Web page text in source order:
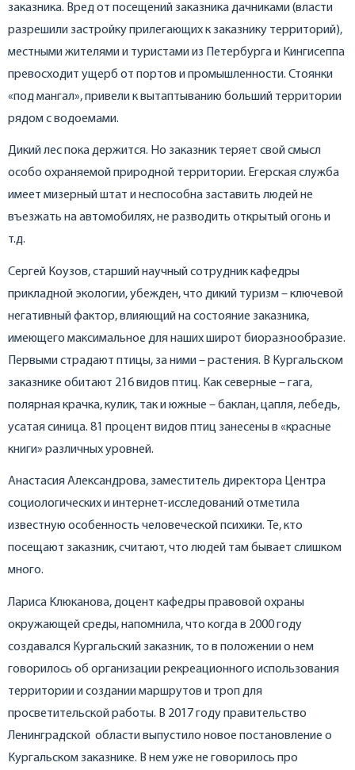
заказника. Вред от посещений заказника дачниками (власти
разрешили застройку прилегающих к заказнику территорий),
местными жителями и туристами из Петербурга и Кингисеппа
превосходит ущерб от портов и промышленности. Стоянки
«под мангал», привели к вытаптыванию больший территории
рядом с водоемами.
Дикий лес пока держится. Но заказник теряет свой смысл
особо охраняемой природной территории. Егерская служба
имеет мизерный штат и неспособна заставить людей не
въезжать на автомобилях, не разводить открытый огонь и
т.д.
Сергей Коузов, старший научный сотрудник кафедры
прикладной экологии, убежден, что дикий туризм – ключевой
негативный фактор, влияющий на состояние заказника,
имеющего максимальное для наших широт биоразнообразие.
Первыми страдают птицы, за ними – растения. В Кургальском
заказнике обитают 216 видов птиц. Как северные – гага,
полярная крачка, кулик, так и южные – баклан, цапля, лебедь,
усатая синица. 81 процент видов птиц занесены в «красные
книги» различных уровней.
Анастасия Александрова, заместитель директора Центра
социологических и интернет-исследований отметила
известную особенность человеческой психики. Те, кто
посещают заказник, считают, что людей там бывает слишком
много.
Лариса Клюканова, доцент кафедры правовой охраны
окружающей среды, напомнила, что когда в 2000 году
создавался Кургальский заказник, то в положении о нем
говорилось об организации рекреационного использования
территории и создании маршрутов и троп для
просветительской работы. В 2017 году правительство
Ленинградской области выпустило новое постановление о
Кургальском заказнике. В нем уже не говорилось про